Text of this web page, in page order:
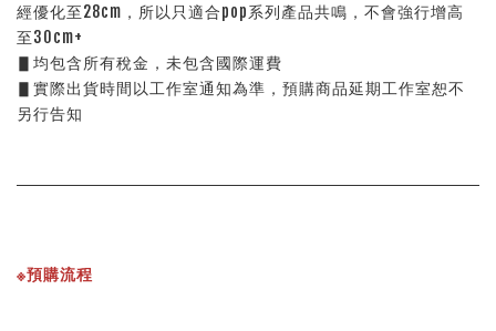
經優化至28cm，所以只適合pop系列產品共鳴，不會強行增高
至30cm+
▋均包含所有稅金，未包含國際運費
▋實際出貨時間以工作室通知為準，預購商品延期工作室恕不
另行告知
※預購流程